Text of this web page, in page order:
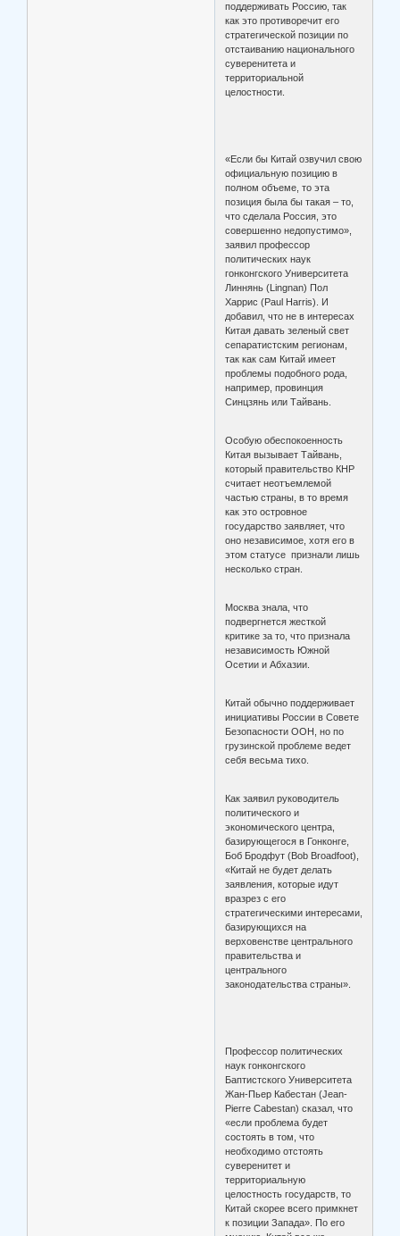
поддерживать Россию, так
как это противоречит его
стратегической позиции по
отстаиванию национального
суверенитета и
территориальной
целостности.
«Если бы Китай озвучил свою
официальную позицию в
полном объеме, то эта
позиция была бы такая – то,
что сделала Россия, это
совершенно недопустимо»,
заявил профессор
политических наук
гонконгского Университета
Линнянь (Lingnan) Пол
Харрис (Paul Harris). И
добавил, что не в интересах
Китая давать зеленый свет
сепаратистским регионам,
так как сам Китай имеет
проблемы подобного рода,
например, провинция
Синцзянь или Тайвань.
Особую обеспокоенность
Китая вызывает Тайвань,
который правительство КНР
считает неотъемлемой
частью страны, в то время
как это островное
государство заявляет, что
оно независимое, хотя его в
этом статусе признали лишь
несколько стран.
Москва знала, что
подвергнется жесткой
критике за то, что признала
независимость Южной
Осетии и Абхазии.
Китай обычно поддерживает
инициативы России в Совете
Безопасности ООН, но по
грузинской проблеме ведет
себя весьма тихо.
Как заявил руководитель
политического и
экономического центра,
базирующегося в Гонконге,
Боб Бродфут (Bob Broadfoot),
«Китай не будет делать
заявления, которые идут
вразрез с его
стратегическими интересами,
базирующихся на
верховенстве центрального
правительства и
центрального
законодательства страны».
Профессор политических
наук гонконгского
Баптистского Университета
Жан-Пьер Кабестан (Jean-
Pierre Cabestan) сказал, что
«если проблема будет
состоять в том, что
необходимо отстоять
суверенитет и
территориальную
целостность государств, то
Китай скорее всего примкнет
к позиции Запада». По его